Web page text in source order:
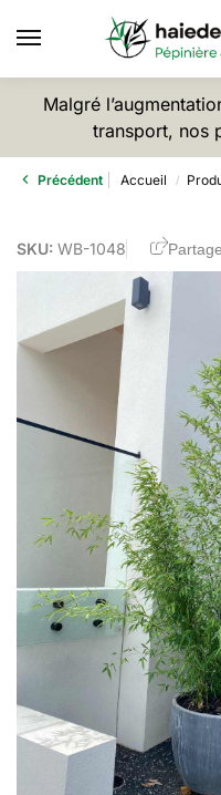
Malgré
transport, nos
Précédent Accueil /
SKU: WB-1048